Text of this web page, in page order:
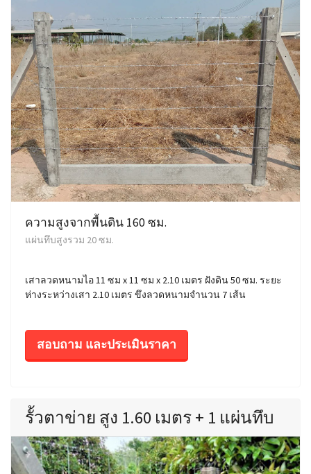
ความสูงจากพื้นดิน 160 ซม.
แผ่นทึบสูงรวม 20 ซม.
เสาลวดหนามไอ 11 ซม x 11 ซม x 2.10 เมตร ฝังดิน 50 ซม. ระยะ
ห่างระหว่างเสา 2.10 เมตร ขึงลวดหนามจำนวน 7 เส้น
สอบถาม และประเมินราคา
รั้วตาข่าย สูง 1.60 เมตร + 1 แผ่นทึบ